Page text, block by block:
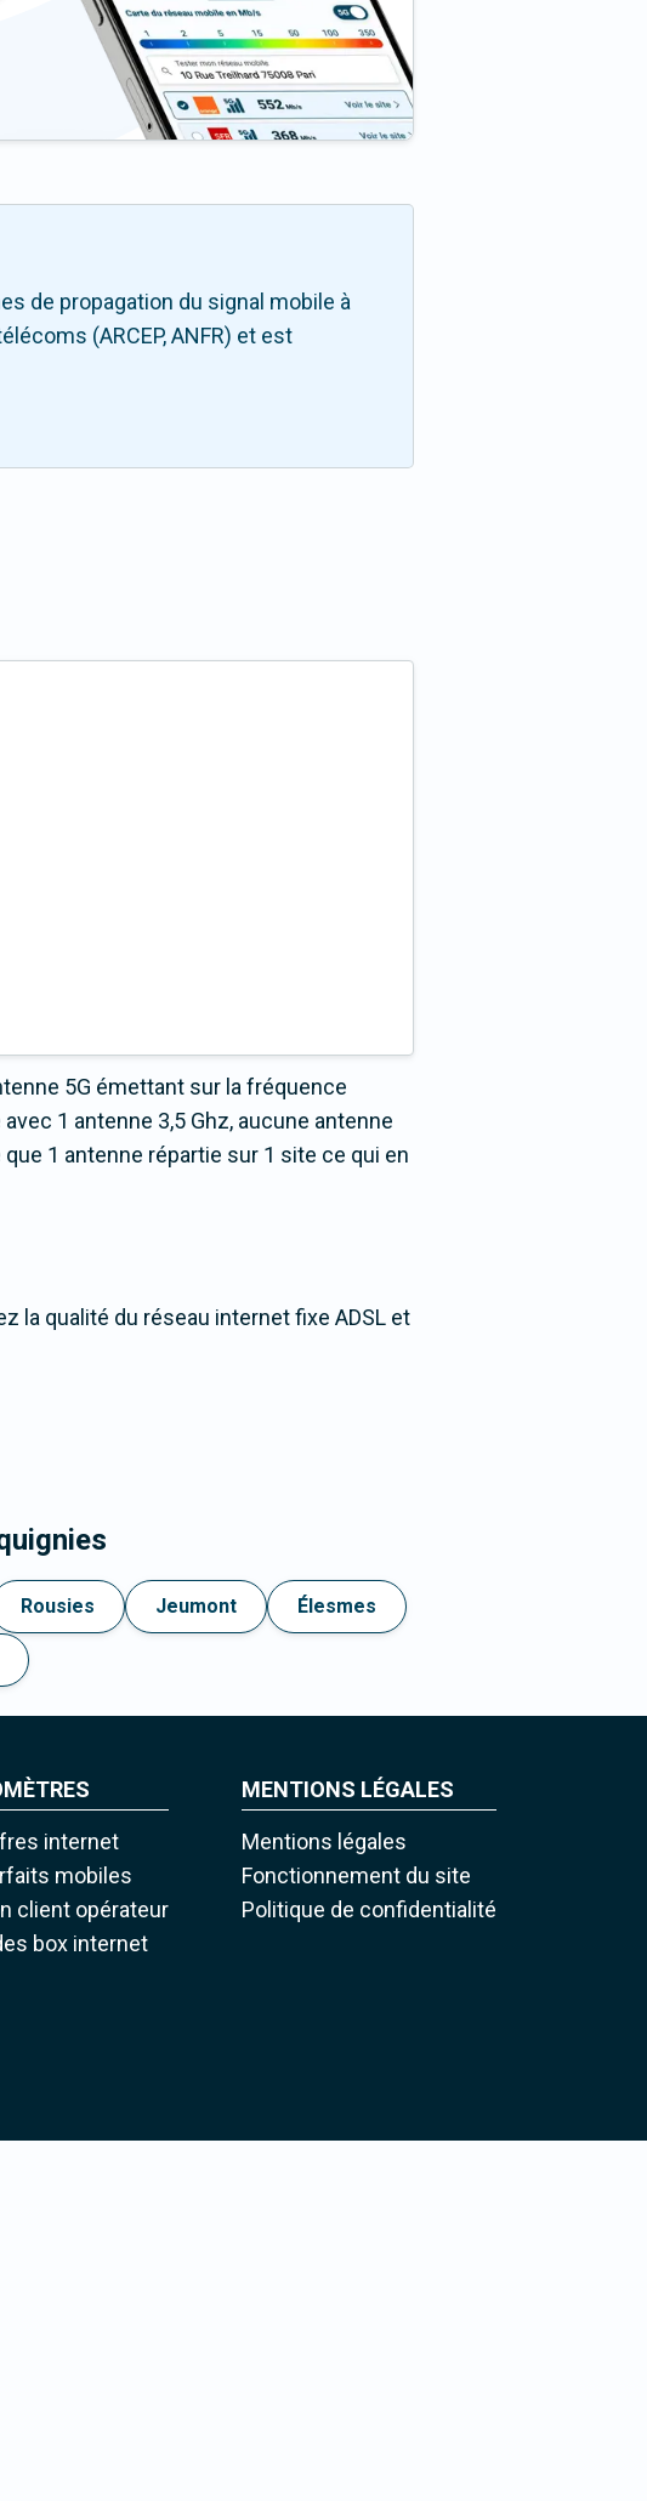
de propagation du signal mobile à
(ARCEP, ANFR) et est
5G émettant sur la fréquence
1 antenne 3,5 Ghz, aucune antenne
1 antenne répartie sur 1 site ce qui en
la qualité du réseau internet fixe ADSL et
Rousies Jeumont Élesmes
internet
mobiles
client opérateur
box internet
MENTIONS LÉGALES
Mentions légales
Fonctionnement du site
Politique de confidentialité